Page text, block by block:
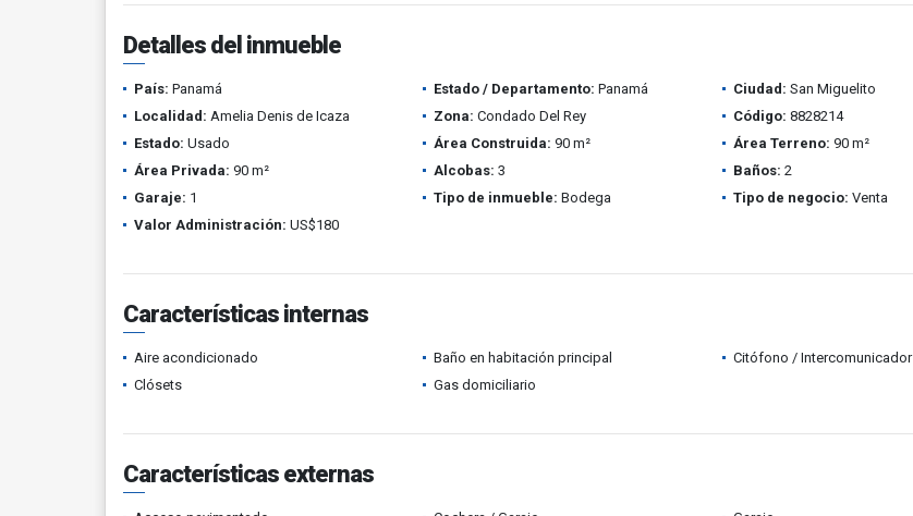
Detalles del inmueble
País: Panamá Estado / Departamento: Panamá Ciudad: San Miguelito
Localidad: Amelia Denis de Icaza Zona: Condado Del Rey Código: 8828214
Estado: Usado Área Construida: 90 m² Área Terreno: 90 m²
Área Privada: 90 m² Alcobas: 3 Baños: 2
Garaje: 1 Tipo de inmueble: Bodega Tipo de negocio: Venta
Valor Administración: US$180
Características internas
Aire acondicionado Baño en habitación principal
Citófono / Intercomunicador
Clósets
Gas domiciliario
Características externas